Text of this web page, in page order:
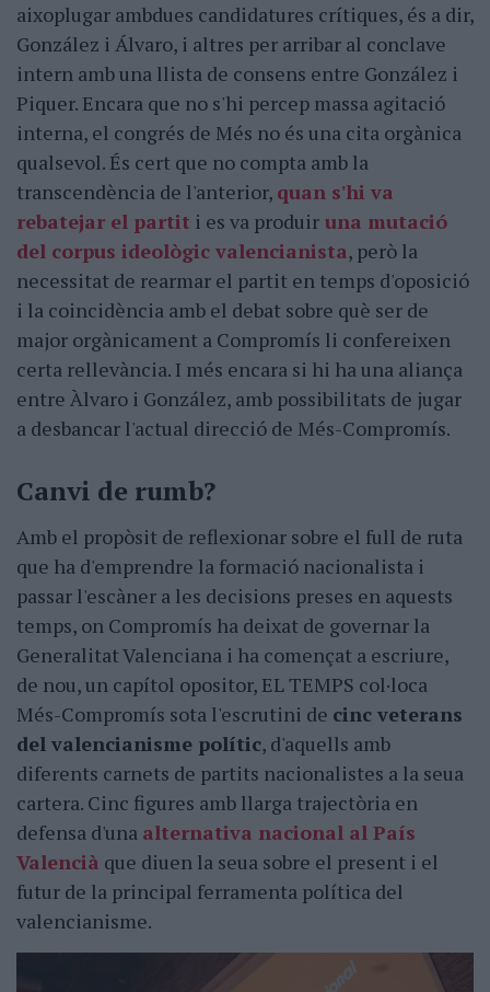
aixoplugar ambdues candidatures crítiques, és a dir,
González i Álvaro, i altres per arribar al conclave
intern amb una llista de consens entre González i
Piquer. Encara que no s'hi percep massa agitació
interna, el congrés de Més no és una cita orgànica
qualsevol. És cert que no compta amb la
transcendència de l'anterior, quan s'hi va
rebatejar el partit i es va produir una mutació
del corpus ideològic valencianista, però la
necessitat de rearmar el partit en temps d'oposició
i la coincidència amb el debat sobre què ser de
major orgànicament a Compromís li confereixen
certa rellevància. I més encara si hi ha una aliança
entre Àlvaro i González, amb possibilitats de jugar
a desbancar l'actual direcció de Més-Compromís.
Canvi de rumb?
Amb el propòsit de reflexionar sobre el full de ruta
que ha d'emprendre la formació nacionalista i
passar l'escàner a les decisions preses en aquests
temps, on Compromís ha deixat de governar la
Generalitat Valenciana i ha començat a escriure,
de nou, un capítol opositor, EL TEMPS col·loca
Més-Compromís sota l'escrutini de cinc veterans
del valencianisme polític, d'aquells amb
diferents carnets de partits nacionalistes a la seua
cartera. Cinc figures amb llarga trajectòria en
defensa d'una alternativa nacional al País
Valencià que diuen la seua sobre el present i el
futur de la principal ferramenta política del
valencianisme.